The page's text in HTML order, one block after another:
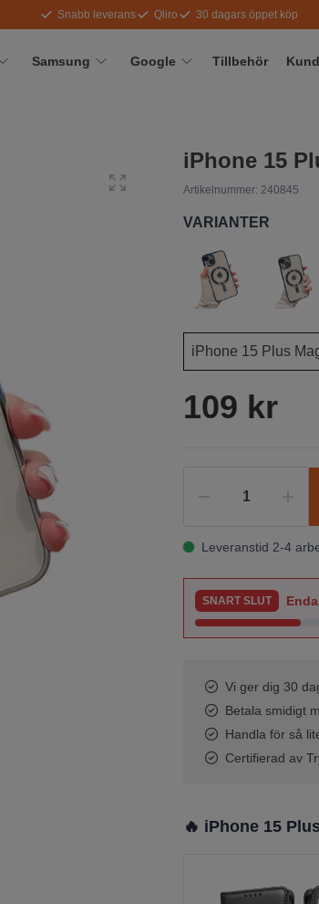
Snabb leverans Qliro 30 dagars öppet köp
Samsung Google Tillbehör
iPhone 15
Artikelnummer: 240845
VARIANTER
109 kr
Leveranstid 2-4
SNART SLUT
Vi ger dig 30
Betala smidigt
Handla för så
Certifierad av
🔥 iPhone 15